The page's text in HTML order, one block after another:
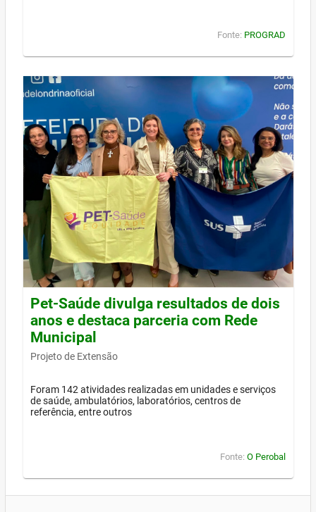
Fonte: PROGRAD
Pet-Saúde divulga resultados de dois
anos e destaca parceria com Rede
Municipal
Projeto de Extensão
Foram 142 atividades realizadas em unidades e serviços
de saúde, ambulatórios, laboratórios, centros de
referência, entre outros
Fonte: O Perobal